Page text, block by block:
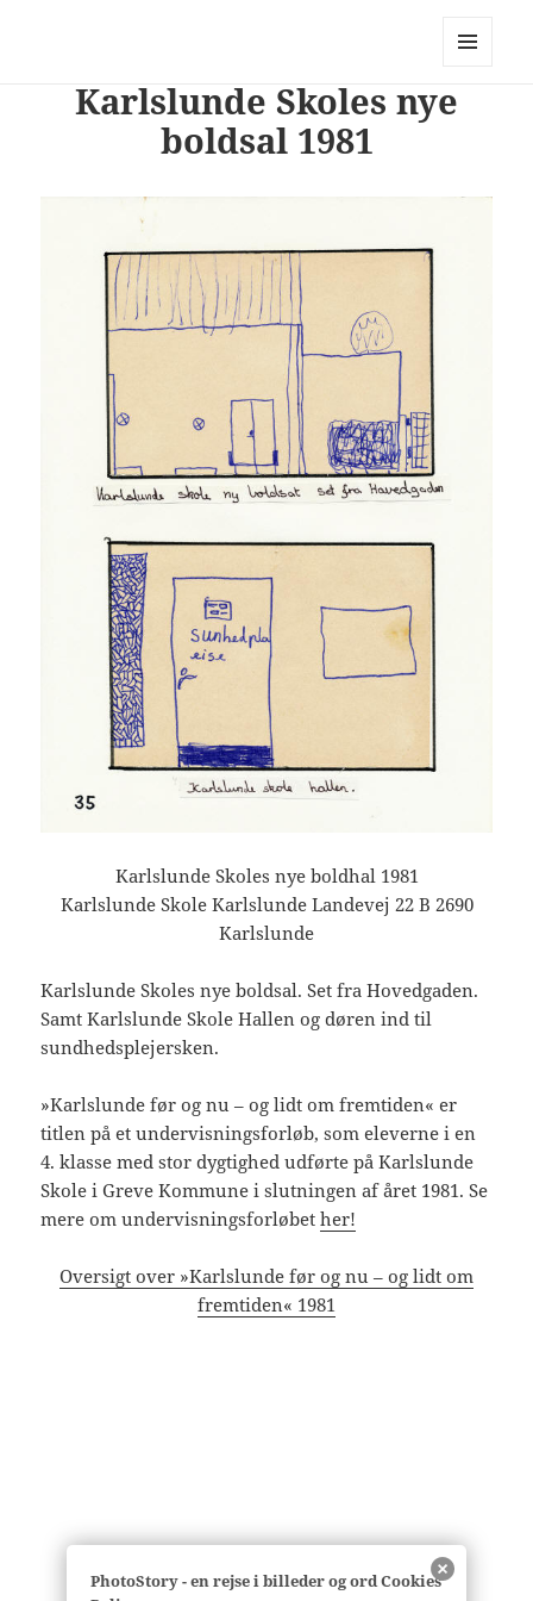
PhotoStory – en rejse i billeder og
WIDGETS
Karlslunde Skoles nye
boldsal 1981
Karlslunde Skoles nye boldhal 1981
Karlslunde Skole Karlslunde Landevej 22 B 2690
Karlslunde
Karlslunde Skoles nye boldsal. Set fra Hovedgaden.
Samt Karlslunde Skole Hallen og døren ind til
sundhedsplejersken.
»Karlslunde før og nu – og lidt om fremtiden« er
titlen på et undervisningsforløb, som eleverne i en
4. klasse med stor dygtighed udførte på Karlslunde
Skole i Greve Kommune i slutningen af året 1981. Se
mere om undervisningsforløbether!
Oversigt over »Karlslunde før og nu – og lidt om
fremtiden« 1981
PhotoStory - en rejse i billeder og ord Cookies